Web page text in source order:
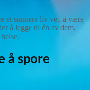
et sunnere liv ved å være
å legge til én av dem,
å spore